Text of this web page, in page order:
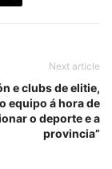
Next article
e clubs de elitie,
equipo á hora de
o deporte e a
provincia”